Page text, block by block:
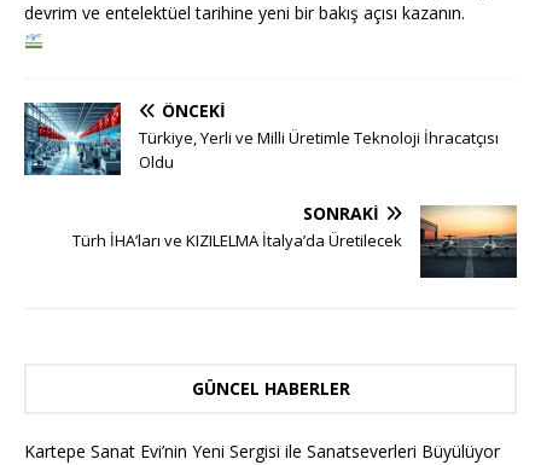
devrim ve entelektüel tarihine yeni bir bakış açısı kazanın.
ÖNCEKI
Türkiye, Yerli ve Milli Üretimle Teknoloji İhracatçısı
Oldu
SONRAKI
Türh İHA’ları ve KIZILELMA İtalya’da Üretilecek
GÜNCEL HABERLER
Kartepe Sanat Evi’nin Yeni Sergisi ile Sanatseverleri Büyülüyor